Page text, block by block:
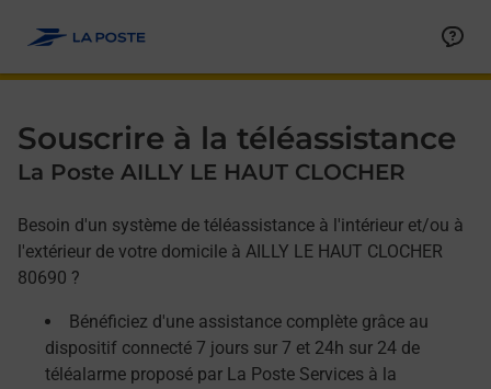
Souscrire à la téléassistance
La Poste AILLY LE HAUT CLOCHER
Besoin d'un système de téléassistance à l'intérieur et/ou à
l'extérieur de votre domicile à AILLY LE HAUT CLOCHER
80690 ?
Bénéficiez d'une assistance complète grâce au
dispositif connecté 7 jours sur 7 et 24h sur 24 de
téléalarme proposé par La Poste Services à la